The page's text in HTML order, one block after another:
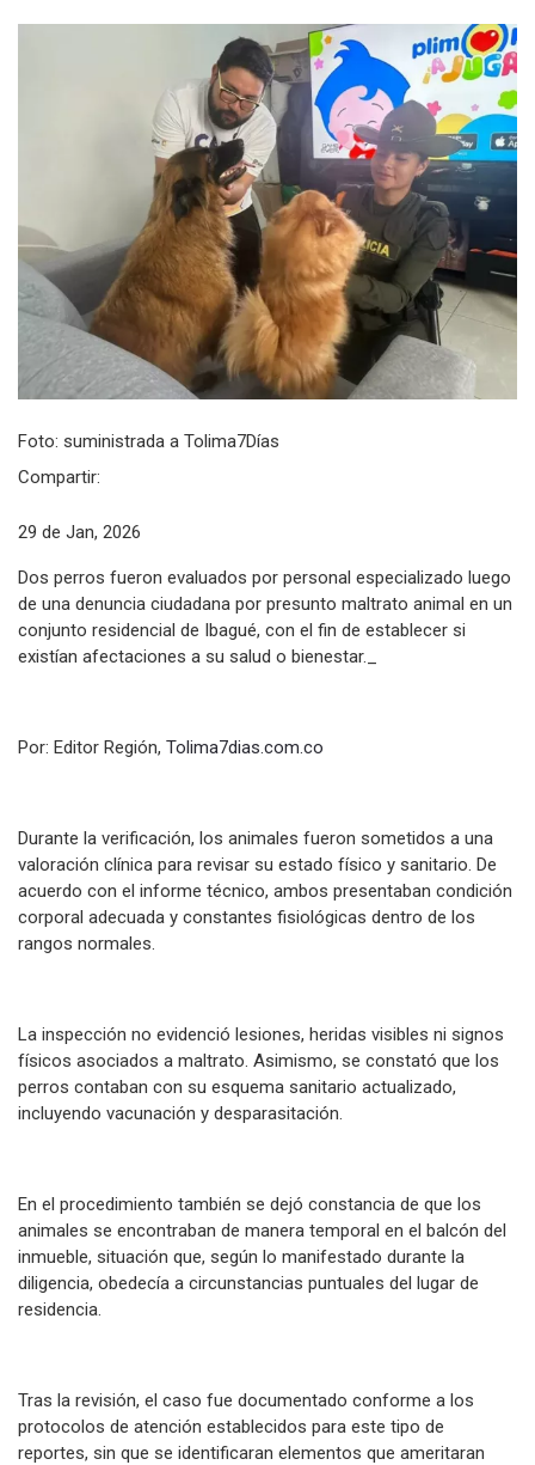
Foto: suministrada a Tolima7Días
Compartir:
29 de Jan, 2026
Dos perros fueron evaluados por personal especializado luego
de una denuncia ciudadana por presunto maltrato animal en un
conjunto residencial de Ibagué, con el fin de establecer si
existían afectaciones a su salud o bienestar._
Por: Editor Región, Tolima7dias.com.co
Durante la verificación, los animales fueron sometidos a una
valoración clínica para revisar su estado físico y sanitario. De
acuerdo con el informe técnico, ambos presentaban condición
corporal adecuada y constantes fisiológicas dentro de los
rangos normales.
La inspección no evidenció lesiones, heridas visibles ni signos
físicos asociados a maltrato. Asimismo, se constató que los
perros contaban con su esquema sanitario actualizado,
incluyendo vacunación y desparasitación.
En el procedimiento también se dejó constancia de que los
animales se encontraban de manera temporal en el balcón del
inmueble, situación que, según lo manifestado durante la
diligencia, obedecía a circunstancias puntuales del lugar de
residencia.
Tras la revisión, el caso fue documentado conforme a los
protocolos de atención establecidos para este tipo de
reportes, sin que se identificaran elementos que ameritaran